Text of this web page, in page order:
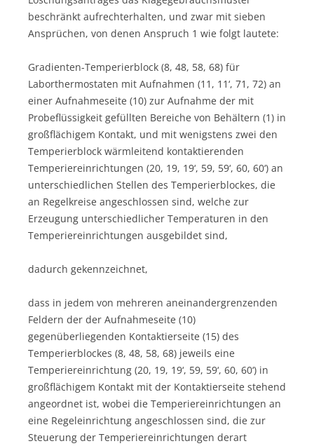
beschränkt aufrechterhalten, und zwar mit sieben
Ansprüchen, von denen Anspruch 1 wie folgt lautete:
Gradienten-Temperierblock (8, 48, 58, 68) für
Laborthermostaten mit Aufnahmen (11, 11‘, 71, 72) an
einer Aufnahmeseite (10) zur Aufnahme der mit
Probeflüssigkeit gefüllten Bereiche von Behältern (1) in
großflächigem Kontakt, und mit wenigstens zwei den
Temperierblock wärmleitend kontaktierenden
Temperiereinrichtungen (20, 19, 19‘, 59, 59‘, 60, 60‘) an
unterschiedlichen Stellen des Temperierblockes, die
an Regelkreise angeschlossen sind, welche zur
Erzeugung unterschiedlicher Temperaturen in den
Temperiereinrichtungen ausgebildet sind,
dadurch gekennzeichnet,
dass in jedem von mehreren aneinandergrenzenden
Feldern der der Aufnahmeseite (10)
gegenüberliegenden Kontaktierseite (15) des
Temperierblockes (8, 48, 58, 68) jeweils eine
Temperiereinrichtung (20, 19, 19‘, 59, 59‘, 60, 60‘) in
großflächigem Kontakt mit der Kontaktierseite stehend
angeordnet ist, wobei die Temperiereinrichtungen an
eine Regeleinrichtung angeschlossen sind, die zur
Steuerung der Temperiereinrichtungen derart